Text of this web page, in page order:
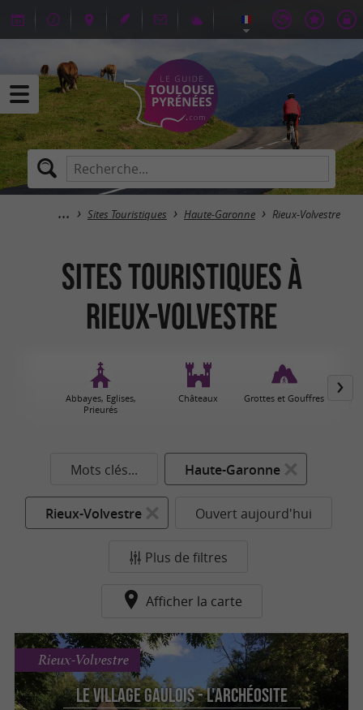
Sites Touristiques Haute-Garonne Rieux-Volvestre
Sites Touristiques à
Rieux-Volvestre
Abbayes, Eglises,
Prieurés
Châteaux Grottes et Gouffres
Mots clés... Haute-Garonne
Rieux-Volvestre Ouvert aujourd'hui
Plus de filtres
Afficher la carte
Le Village Gaulois - L'Archéosite
Rieux-Volvestre